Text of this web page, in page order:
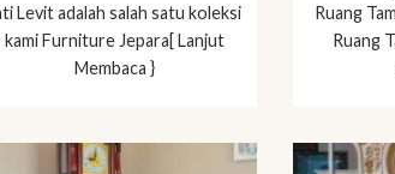
Levit adalah salah satu koleksi
kami Furniture Jepara[ Lanjut
Membaca }
Ruang
Ruang